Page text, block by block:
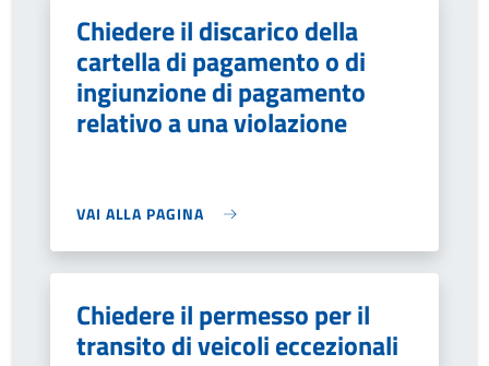
Chiedere il discarico della
cartella di pagamento o di
ingiunzione di pagamento
relativo a una violazione
VAI ALLA PAGINA
Chiedere il permesso per il
transito di veicoli eccezionali